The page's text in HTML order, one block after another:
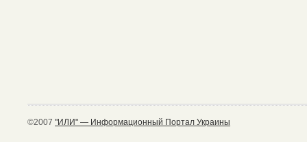
©2007 "ИЛИ" — Информационный Портал Украины